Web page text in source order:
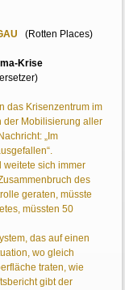
(Rotten Places)
Krise
das Krisenzentrum im
der Mobilisierung aller
„Im
weitete sich immer
des
geraten, müsste
müssten 50
das auf einen
wo gleich
traten, wie
gibt der